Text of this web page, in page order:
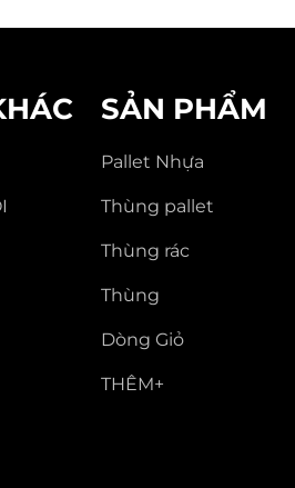
SẢN PHẨM
Pallet Nhựa
Thùng pallet
Thùng rác
Thùng
Dòng Giỏ
THÊM+